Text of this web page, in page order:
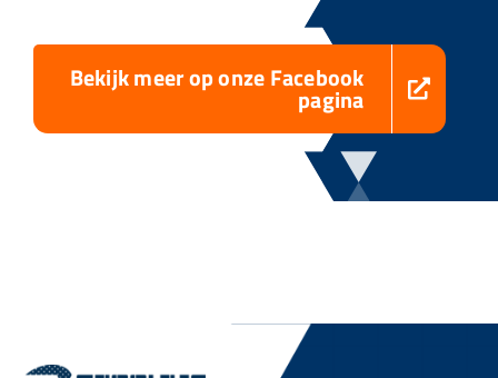
Bekijk meer op onze Facebook
pagina